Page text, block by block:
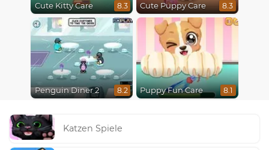
Cute Kitty Care 8.3 Cute Puppy Care 8.3
Penguin Diner 2 8.2 Puppy Fun Care 8.1
Katzen Spiele